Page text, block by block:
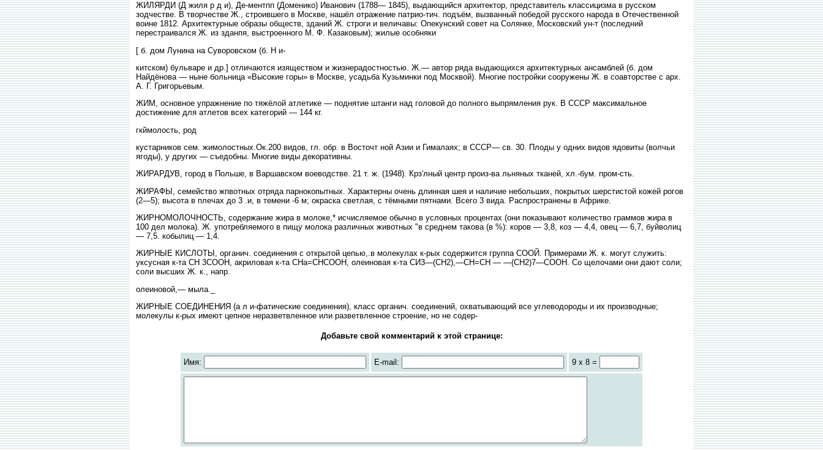
ЖИЛЯРДИ (Д жиля р д и), Де-ментпп (Доменико) Иванович (1788— 1845), выдающийся архитектор, представитель классицизма в русском
зодчестве. В творчестве Ж., строившего в Москве, нашёл отражение патрио-тич. подъём, вызванный победой русского народа в Отечественной
воине 1812. Архитектурные образы обществ, зданий Ж. строги и величавы: Опекунский совет на Солянке, Московский ун-т (последний
перестраивался Ж. из зданпя, выстроенного М. Ф. Казаковым); жилые особняки
[ б. дом Лунина на Суворовском (б. Н и-
китском) бульваре и др.] отличаются изяществом и жизнерадостностью. Ж.— автор ряда выдающихся архитектурных ансамблей (б. дом
Найдёнова — ныне больница «Высокие горы» в Москве, усадьба Кузьминки под Москвой). Многие постройки сооружены Ж. в соавторстве с арх.
А. Г. Григорьевым.
ЖИМ, основное упражнение по тяжёлой атлетике — поднятие штанги над головой до полного выпрямления рук. В СССР максимальное
достижение для атлетов всех категорий — 144 кг.
гкймолость, род
кустарников сем. жимолостных.Ок.200 видов, гл. обр. в Восточт ной Азии и Гималаях; в СССР— св. 30. Плоды у одних видов ядовиты (волчьи
ягоды), у других — съедобны. Многие виды декоративны.
ЖИРАРДУВ, город в Польше, в Варшавском воеводстве. 21 т. ж. (1948). Крз'лный центр произ-ва льняных тканей, хл.-бум. пром-сть.
ЖИРАФЫ, семейство жпвотных отряда парнокопытных. Характерны очень длинная шея и наличие небольших, покрытых шерстистой кожей рогов
(2—5); высота в плечах до 3 .и, в темени -6 м; окраска светлая, с тёмными пятнами. Всего 3 вида. Распространены в Африке.
ЖИРНОМОЛОЧНОСТЬ, содержание жира в молоке,* исчисляемое обычно в условных процентах (они показывают количество граммов жира в
100 дел молока). Ж. употребляемого в пищу молока различных животных "в среднем такова (в %): коров — 3,8, коз — 4,4, овец — 6,7, буйволиц
— 7,5. кобылиц — 1,4.
ЖИРНЫЕ КИСЛОТЫ, органич. соединения с открытой цепью,.в молекулах к-рых содержится группа СООЙ. Примерами Ж. к. могут служить:
уксусная к-та СН 3СООН, акриловая к-та СНа=СНСООН, олеиновая к-та СИ3—(СН2),—СН=СН — —(СН2)7—СООН. Со щелочами они дают соли;
соли высших Ж. к., напр.
олеиновой,— мыла._
ЖИРНЫЕ СОЕДИНЕНИЯ (а л и-фатические соединения), класс органич. соединений, охватывающий все углеводороды и их производные;
молекулы к-рых имеют цепное неразветвленное или разветвленное строение, но не содер-
Добавьте свой комментарий к этой странице:
Имя: E-mail: 9 x 8 =